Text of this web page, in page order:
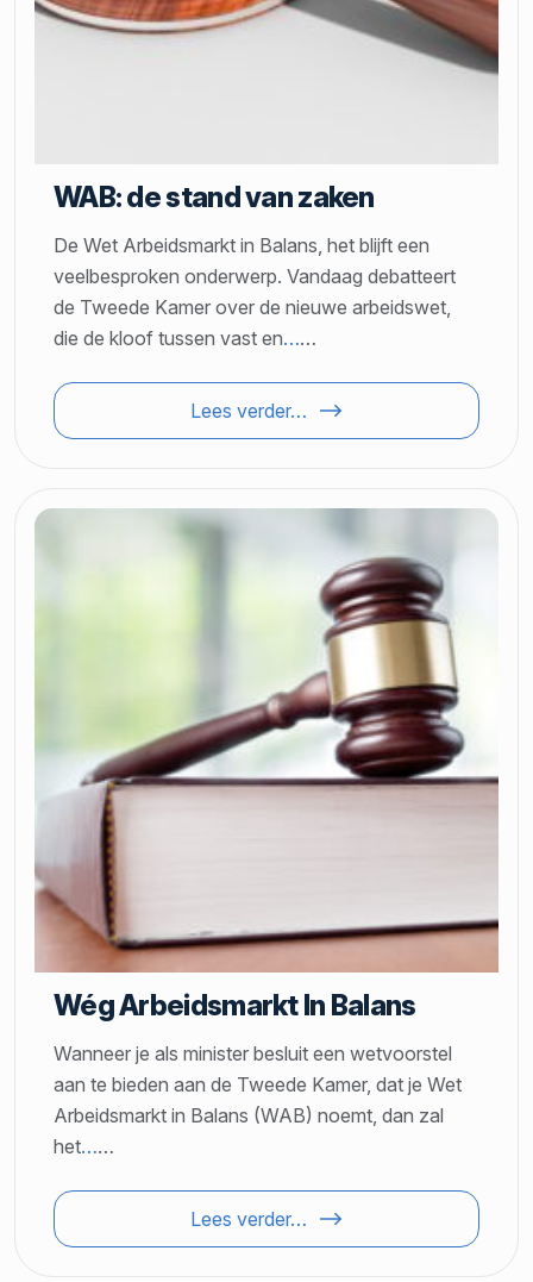
WAB: de stand van zaken
De Wet Arbeidsmarkt in Balans, het blijft een
veelbesproken onderwerp. Vandaag debatteert
de Tweede Kamer over de nieuwe arbeidswet,
die de kloof tussen vast en……
Lees verder…
Wég Arbeidsmarkt In Balans
Wanneer je als minister besluit een wetvoorstel
aan te bieden aan de Tweede Kamer, dat je Wet
Arbeidsmarkt in Balans (WAB) noemt, dan zal
het……
Lees verder…